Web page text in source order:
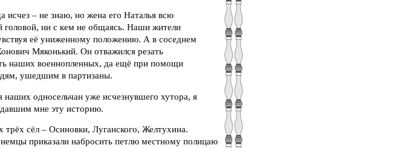
– не знаю, но жена его Наталья всю
ни с кем не общаясь. Наши жители
её униженному положению. А в соседнем
Мяконький. Он отважился резать
наших военнопленных, да ещё при помощи
ушедшим в партизаны.
односельчан уже исчезнувшего хутора, я
мне эту историю.
трёх сёл – Осиновки, Луганского, Желтухина.
приказали набросить петлю местному полицаю